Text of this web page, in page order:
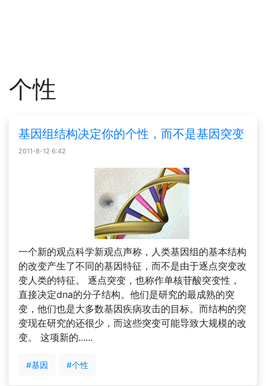
个性
基因组结构决定你的个性，而不是基因突变
2011-8-12 6:42
一个新的观点科学新观点声称，人类基因组的基本结构
的改变产生了不同的基因特征，而不是由于逐点突变改
变人类的特征。 逐点突变，也称作单核苷酸突变性，
直接决定dna的分子结构。他们是研究的最成熟的突
变，他们也是大多数基因疾病攻击的目标。而结构的突
变现在研究的还很少，而这些突变可能导致大规模的改
变。 这项新的......
#基因 #个性